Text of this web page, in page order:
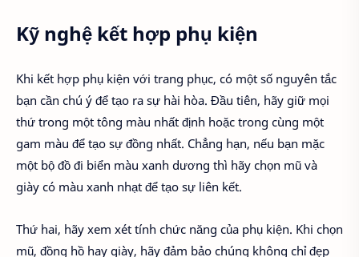
Kỹ nghệ kết hợp phụ kiện
Khi kết hợp phụ kiện với trang phục, có một số nguyên tắc
bạn cần chú ý để tạo ra sự hài hòa. Đầu tiên, hãy giữ mọi
thứ trong một tông màu nhất định hoặc trong cùng một
gam màu để tạo sự đồng nhất. Chẳng hạn, nếu bạn mặc
một bộ đồ đi biển màu xanh dương thì hãy chọn mũ và
giày có màu xanh nhạt để tạo sự liên kết.
Thứ hai, hãy xem xét tính chức năng của phụ kiện. Khi chọn
mũ, đồng hồ hay giày, hãy đảm bảo chúng không chỉ đẹp